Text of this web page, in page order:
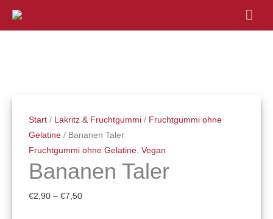
Start / Lakritz & Fruchtgummi / Fruchtgummi ohne
Gelatine / Bananen Taler
Fruchtgummi ohne Gelatine ,Vegan
Bananen Taler
€2,90 –€7,50
€7,50